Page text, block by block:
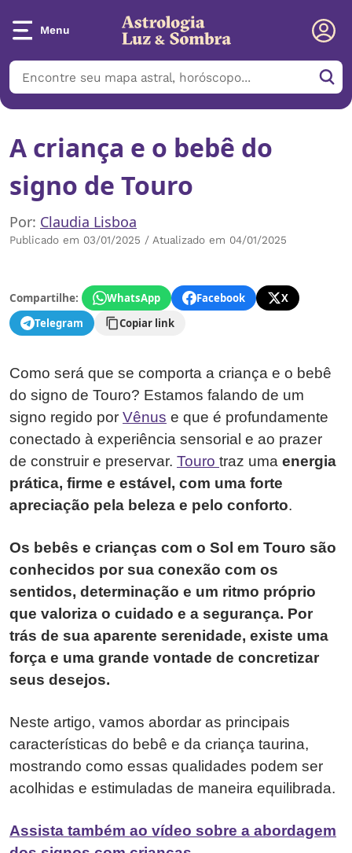
Menu
A criança e o bebê do
signo de Touro
Por: Claudia Lisboa
Publicado em 03/01/2025 / Atualizado em 04/01/2025
Compartilhe: WhatsApp Facebook
X
Telegram
Copiar link
Como será que se comporta a criança e o bebê
do signo de Touro? Estamos falando de um
signo regido por Vênus e que é profundamente
conectado à experiência sensorial e ao prazer
de construir e preservar. Touro traz uma energia
prática, firme e estável, com uma forte
apreciação pela beleza e pelo conforto.
Os bebês e crianças com o Sol em Touro são
conhecidos por sua conexão com os
sentidos, determinação e um ritmo próprio
que valoriza o cuidado e a segurança. Por
trás de sua aparente serenidade, existe uma
força e uma grande vontade de concretizar
seus desejos.
Neste artigo, vamos abordar as principais
características do bebê e da criança taurina,
mostrando como essas qualidades podem ser
acolhidas e estimuladas de maneira equilibrada.
Assista também ao vídeo sobre a abordagem